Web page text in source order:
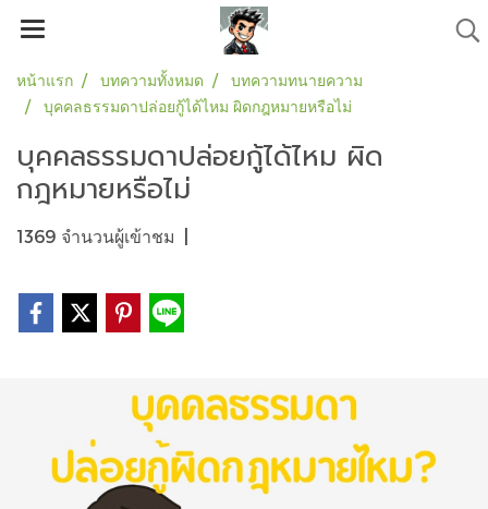
หน้าแรก บทความทั้งหมด
บทความทนายความ
บุคคลธรรมดาปล่อยกู้ได้ไหม ผิดกฎหมายหรือไม่
บุคคลธรรมดาปล่อยกู้ได้ไหม ผิด
กฎหมายหรือไม่
1369 จำนวนผู้เข้าชม